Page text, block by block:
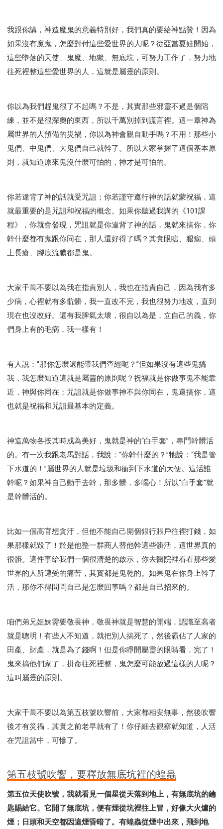
我跟你講，神造魔鬼的意義特別好，我們真的要給神點贊！因為
如果沒有魔鬼，怎麼對付這些愛世界的人呢？從亞當夏娃開始，
這些墮落的天使、鬼魔、地獄、無底坑，可努力工作了，努力地
往死裡整這些愛世界的人，這就是屬靈的原則。
你以為我們趕鬼很了不起嗎？不是，其實那些邪靈不過是個陪
練，並不是很深奧的東西，所以千萬別掉到謊言裡。這一章神為
屬世界的人預備的災禍，你以為神會親自動手嗎？不用！那些小
鬼們、中鬼們、大鬼們自己就幹了。所以大家掌握了這個基本原
則，就知道原來鬼沒什麼可怕的，神才是可怕的。
你若違背了神的話就受咒詛；你若謹守遵行神的話就蒙祝福，這
就最重要的是咒詛和祝福的概念。如果你聽過我講的《101課
程》，你就會發現，咒詛就是你違背了神的話，鬼就來搞你，你
幹什麼都有鬼跟你同在，那人還好得了嗎？其實眼瞎、腿瘸、頭
上長瘡、腳底流膿都是鬼。
大家千萬不要以為我在指責別人，我也在指責自己，因為我有多
少病，心裡就有多骯髒，我一直改不完，我也很努力地改，直到
現在也沒改好。還有我脾氣太壞，很自以為是，立自己的義，你
們身上有的毛病，我一樣有！
有人說：“那你怎麼還能帶我們查經呢？”但如果沒有這些鬼搞
我，我怎麼知道這就是屬靈的原則呢？祝福就是你做事鬼不能靠
近，神與你同在；咒詛就是你做事神不與你同在，鬼還搞你，這
也就是祝福和咒詛最基本的定義。
神造萬物各按其時成為美好，鬼就是神的“白手套”，專門幹髒活
的。有一次我跟老馬對話，我說：“你幹什麼的？”牠說：“我是管
下水道的！”屬世界的人就是垃圾和衝到下水道的大便。這活誰
幹呢？如果神自己動手去幹，那多髒，多噁心！所以“白手套”就
是幹髒活的。
比如一個高官想貪汙，但他不能自己開個銀行賬戶往裡打錢，如
果那樣就毀了！於是他整一群商人替他幹這些髒活，這世界真的
很髒。這件事給我們一個很清楚的啟示，你去醫院裡看看那些愛
世界的人所遭受的痛苦，其實都是鬼乾的。如果鬼在你身上幹了
活，那你不得問問自己是怎麼回事嗎？都是自己招來的。
咱們弟兄姐妹需要敬畏神，敬畏神就是智慧的開端，認識至高者
就是聰明！有些人不知道，就把別人搞死了，然後霸佔了人家的
田產、財產，就是為了錢啊！但是你睜開屬靈的眼睛看，完了！
鬼來搞他們家了，拼命往死裡整，鬼怎麼可能放過這樣的人呢？
這叫屬靈的原則。
大家千萬不要以為第五枝號吹響前，大家都相安無事，然後吹響
後才有災禍，其實之前老早就有了！你仔細去觀察就知道，人活
在咒詛當中，可慘了。
第五枝號吹響，要釋放無底坑裡的蝗蟲
第五位天使吹號，我就看見一個星從天落到地上，有無底坑的鑰
匙賜給它。它開了無底坑，便有煙從坑裡往上冒，好像大火爐的
煙；日頭和天空都因這煙昏暗了。有蝗蟲從煙中出來，飛到地